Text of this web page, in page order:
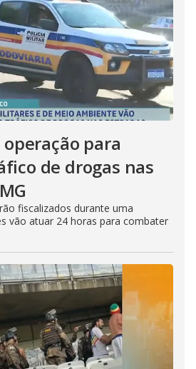
para
de drogas nas
fiscalizados durante uma
vão atuar 24 horas para combater